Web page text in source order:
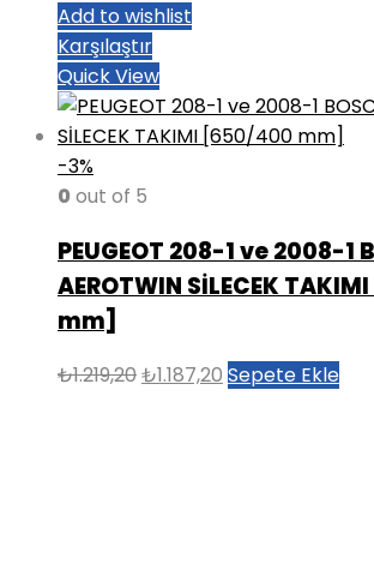
Add to wishlist
Karşılaştır
Quick View
-3%
0 out of 5
PEUGEOT 208-1 ve 2008-1
AEROTWIN SİLECEK
mm]
₺1.219,20Orijinal
₺1.187,20 Şu
Sepete Ekle